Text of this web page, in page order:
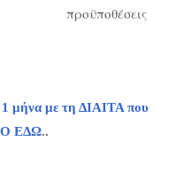
προϋποθέσεις
1 μήνα με τη ΔΙΑΙΤΑ που
ΕΔΩ..